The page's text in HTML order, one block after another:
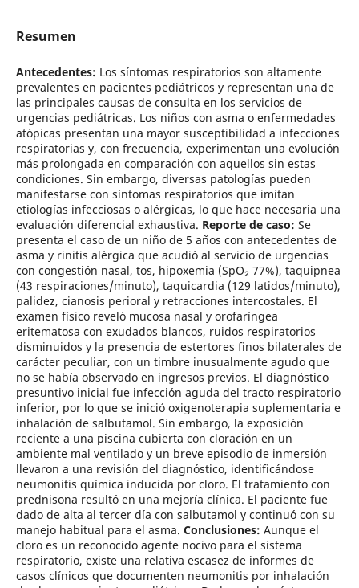
Resumen
Antecedentes: Los síntomas respiratorios son altamente
prevalentes en pacientes pediátricos y representan una de
las principales causas de consulta en los servicios de
urgencias pediátricas. Los niños con asma o enfermedades
atópicas presentan una mayor susceptibilidad a infecciones
respiratorias y, con frecuencia, experimentan una evolución
más prolongada en comparación con aquellos sin estas
condiciones. Sin embargo, diversas patologías pueden
manifestarse con síntomas respiratorios que imitan
etiologías infecciosas o alérgicas, lo que hace necesaria una
evaluación diferencial exhaustiva. Reporte de caso: Se
presenta el caso de un niño de 5 años con antecedentes de
asma y rinitis alérgica que acudió al servicio de urgencias
con congestión nasal, tos, hipoxemia (SpO₂ 77%), taquipnea
(43 respiraciones/minuto), taquicardia (129 latidos/minuto),
palidez, cianosis perioral y retracciones intercostales. El
examen físico reveló mucosa nasal y orofaríngea
eritematosa con exudados blancos, ruidos respiratorios
disminuidos y la presencia de estertores finos bilaterales de
carácter peculiar, con un timbre inusualmente agudo que
no se había observado en ingresos previos. El diagnóstico
presuntivo inicial fue infección aguda del tracto respiratorio
inferior, por lo que se inició oxigenoterapia suplementaria e
inhalación de salbutamol. Sin embargo, la exposición
reciente a una piscina cubierta con cloración en un
ambiente mal ventilado y un breve episodio de inmersión
llevaron a una revisión del diagnóstico, identificándose
neumonitis química inducida por cloro. El tratamiento con
prednisona resultó en una mejoría clínica. El paciente fue
dado de alta al tercer día con salbutamol y continuó con su
manejo habitual para el asma. Conclusiones: Aunque el
cloro es un reconocido agente nocivo para el sistema
respiratorio, existe una relativa escasez de informes de
casos clínicos que documenten neumonitis por inhalación